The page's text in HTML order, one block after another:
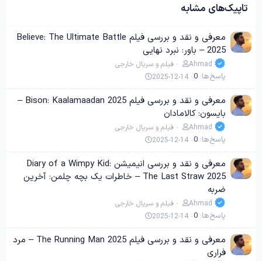
تاپیک‌های مشابه
معرفی و نقد و بررسی فیلم Believe: The Ultimate Battle
2025 – باور: نبرد نهایی
Ahmad فیلم و سریال خارجی
پاسخ‌ها 0
2025-12-14
معرفی و نقد و بررسی فیلم Bison: Kaalamaadan 2025 –
بایسون: کالامادان
Ahmad فیلم و سریال خارجی
پاسخ‌ها 0
2025-12-14
معرفی و نقد و بررسی انیمیشن Diary of a Wimpy Kid:
The Last Straw 2025 – خاطرات یک بچه چلمن: آخرین
ضربه
Ahmad فیلم و سریال خارجی
پاسخ‌ها 0
2025-12-14
معرفی و نقد و بررسی فیلم The Running Man 2025 – مرد
فراری